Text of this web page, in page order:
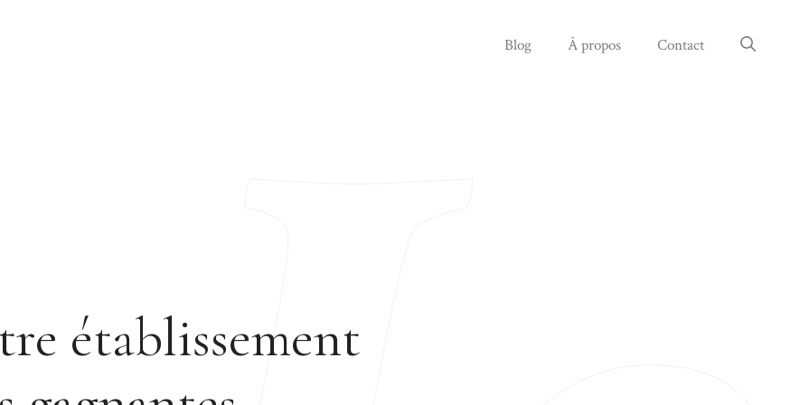
Blog À propos Contact
établissement